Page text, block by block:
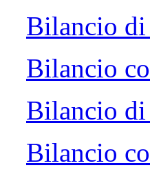
Bilancio di
Bilancio
Bilancio di
Bilancio